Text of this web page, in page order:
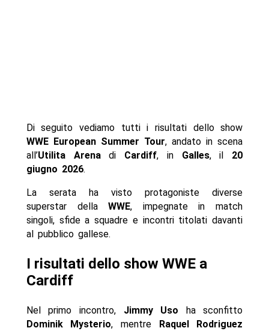
Di seguito vediamo tutti i risultati dello show
WWE European Summer Tour, andato in scena
all’Utilita Arenadi Cardiff, in Galles, il 20
giugno 2026.
La serata ha visto protagoniste diverse
superstar dellaWWE, impegnate in match
singoli, sfide a squadre e incontri titolati davanti
al pubblico gallese.
I risultati dello show WWE a
Cardiff
Nel primo incontro, Jimmy Uso ha sconfitto
Dominik Mysterio, mentre
Raquel Rodriguez